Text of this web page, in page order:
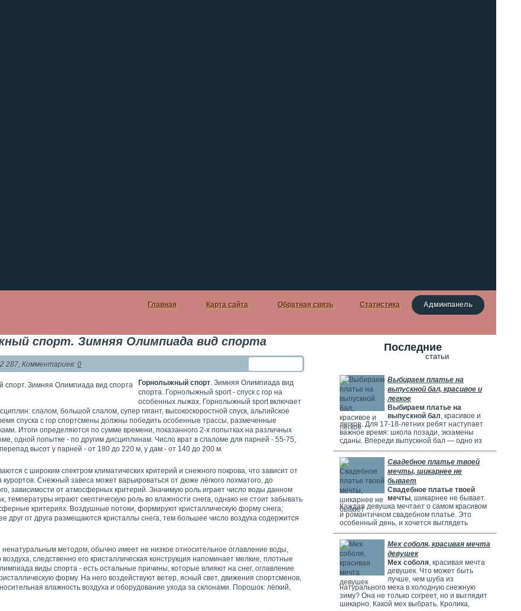
Админпанель
Статистика
Обратная связь
Карта сайта
Главная
спорт. Зимняя Олимпиада вид спорта
287, Комментариев: 0
Горнолыжный спорт. Зимняя Олимпиада вид
спорта. Горнолыжный sport - спуск с гор на
особенных лыжах. Горнолыжный sport включает
слалом, большой слалом, супер гигант, высокоскоростной спуск, альпийское
спуска с гор спортсмены должны победить особенные трассы, размеченные
Итоги определяются по сумме времени, показанного 2-х попытках на различных
одной попытке - по другим дисциплинам. Число врат в слаломе для парней - 55-75,
высот у парней - от 180 до 220 м, у дам - от 140 до 200 м.
с широким спектром климатических критерий и снежного покрова, что зависит от
Снежный завеса может варьироваться от дюже лёгкого лохматого, до
зависимости от атмосферных критерий. Значимую роль играет число воды данном
температуры играют скептическую роль во влажности снега, однако не стоит забывать
критериях. Воздушные потоки, формируют кристаллическую форму снега;
друг от друга размещаются кристаллы снега, тем большее число воздуха содержится
методом, обычно имеет не низкое относительное оглавление воды,
следственно его кристаллическая конструкция напоминает мелкие, плотные
виды спорта - есть остальные причины, которые влияют на снег, оглавление
форму. На него воздействуют ветер, ясный свет, движения спортсменов,
влажность воздуха и оборудование ухода за склонами. Порошок: лёгкий,
Последние
статьи
Выбираем платье на
выпускной бал, красивое и
легкое
Выбираем платье на
выпускной бал, красивое и
легкое. Для 17-18-летних ребят наступает
важное время: школа позади, экзамены
сданы. Впереди выпускной бал — одно из
самых красивых и радостных событий.
Особенно тщательно готовятся девушки.
Они заранее думают о наряде, прическе,
макияже и аксессуарах. Выпускной бал
можно сравнить с конкурсом красоты. Где
девушки соревнуются, кто лучше выглядит.
Свадебное платье твоей
мечты, шикарнее не
бывает
Свадебное платье твоей
мечты, шикарнее не бывает.
Каждая девушка мечтает о самом красивом
и романтичном свадебном платье. Это
особенный день, и хочется выглядеть
потрясающе! Но выбрать идеальное платье
может быть непросто. Раньше девушки
ходили по магазинам, смотрели каталоги и
искали платье в интернете. Сейчас это
проще благодаря онлайн-каталогам. Там
можно найти много красивых нарядов от
разных дизайнеров.
Мех соболя, красивая мечта
девушек
Мех соболя, красивая мечта
девушек. Что может быть
лучше, чем шуба из
натурального меха в холодную снежную
зиму? Она не только согреет, но и выглядит
шикарно. Какой мех выбрать. Кролика,